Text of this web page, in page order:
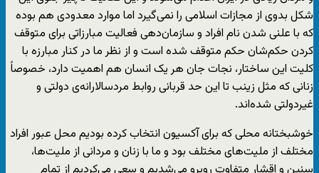
شکل بدوی از مجازات اسلامی را نمی‌گیرد اما موارد معدودی هم بوده‌
که با علنی شدن نام‌ افراد و سازمان‌دهی فعالیت مبارزاتی برای متوقف
کردن حکم‌شان حکم متوقف شده است و از نظر ما در کنار مبارزه با
کلیت این ساختار، نجات جان هر یک انسان هم اهمیت دارد، خصوصاً
زنانی که مثل زینب تا این حد قربانی روابط مردسالارانه‌ی دولتی و
غیردولتی شده‌اند.
خوشبختانه محلی که برای آکسیون انتخاب کرده بودیم محل عبور افراد
مختلف از ملیت‌های مختلف بود و ما با زنان و مردانی از ملیت‌ها،